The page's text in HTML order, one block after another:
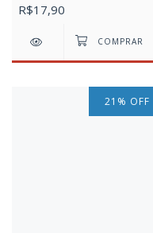
R$17,90
21 % OFF